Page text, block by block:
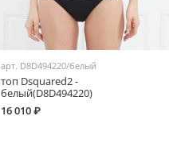
арт. D8D494220/белый
топ Dsquared2 -
белый(D8D494220)
16 010 ₽